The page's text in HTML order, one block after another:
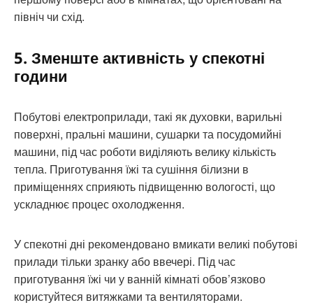
північ чи схід.
5. Зменште активність у спекотні
години
Побутові електроприлади, такі як духовки, варильні
поверхні, пральні машини, сушарки та посудомийні
машини, під час роботи виділяють велику кількість
тепла. Приготування їжі та сушіння білизни в
приміщеннях сприяють підвищенню вологості, що
ускладнює процес охолодження.
У спекотні дні рекомендовано вмикати великі побутові
прилади тільки зранку або ввечері. Під час
приготування їжі чи у ванній кімнаті обов’язково
користуйтеся витяжками та вентиляторами.